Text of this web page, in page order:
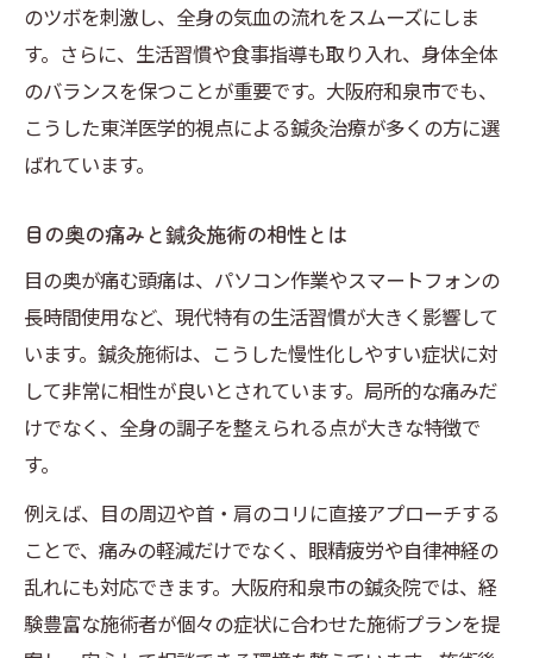
のツボを刺激し、全身の気血の流れをスムーズにしま
す。さらに、生活習慣や食事指導も取り入れ、身体全体
のバランスを保つことが重要です。大阪府和泉市でも、
こうした東洋医学的視点による鍼灸治療が多くの方に選
ばれています。
目の奥の痛みと鍼灸施術の相性とは
目の奥が痛む頭痛は、パソコン作業やスマートフォンの
長時間使用など、現代特有の生活習慣が大きく影響して
います。鍼灸施術は、こうした慢性化しやすい症状に対
して非常に相性が良いとされています。局所的な痛みだ
けでなく、全身の調子を整えられる点が大きな特徴で
す。
例えば、目の周辺や首・肩のコリに直接アプローチする
ことで、痛みの軽減だけでなく、眼精疲労や自律神経の
乱れにも対応できます。大阪府和泉市の鍼灸院では、経
験豊富な施術者が個々の症状に合わせた施術プランを提